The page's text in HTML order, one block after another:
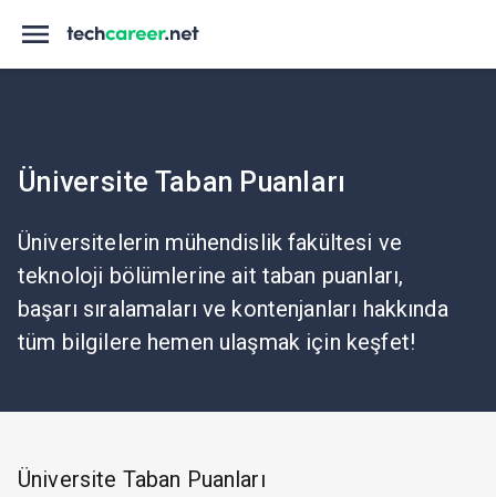
Üniversite Taban Puanları
Üniversitelerin mühendislik fakültesi ve
teknoloji bölümlerine ait taban puanları,
başarı sıralamaları ve kontenjanları hakkında
tüm bilgilere hemen ulaşmak için keşfet!
Üniversite Taban Puanları